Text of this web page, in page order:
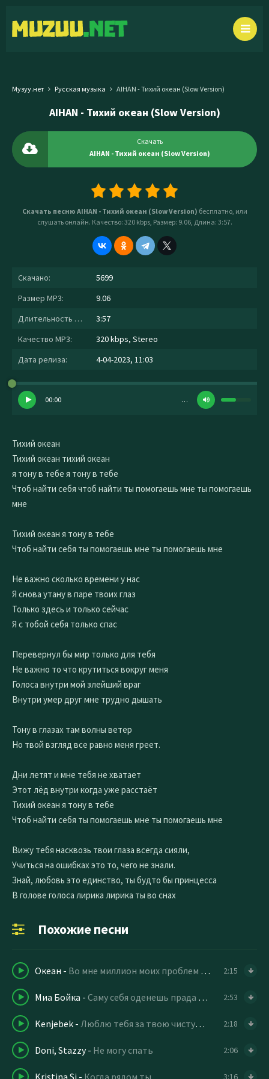
Музуу.нет Русская музыка AIHAN - Тихий океан (Slow Version)
AIHAN - Тихий океан (Slow Version)
Скачать
AIHAN - Тихий океан (Slow Version)
Скачать песню AIHAN - Тихий океан (Slow Version) бесплатно, или
слушать онлайн. Качество: 320 kbps, Размер: 9.06, Длина: 3:57.
Скачано:
5699
Размер MP3:
9.06
Длительность MP3:
3:57
Качество MP3:
320 kbps, Stereo
Дата релиза:
4-04-2023, 11:03
00:00 …
Тихий океан
Тихий океан тихий океан
я тону в тебе я тону в тебе
Чтоб найти себя чтоб найти ты помогаешь мне ты помогаешь
мне
Тихий океан я тону в тебе
Чтоб найти себя ты помогаешь мне ты помогаешь мне
Не важно сколько времени у нас
Я снова утану в паре твоих глаз
Только здесь и только сейчас
Я с тобой себя только спас
Перевернул бы мир только для тебя
Не важно то что крутиться вокруг меня
Голоса внутри мой злейший враг
Внутри умер друг мне трудно дышать
Тону в глазах там волны ветер
Но твой взгляд все равно меня греет.
Дни летят и мне тебя не хватает
Этот лёд внутри когда уже расстаёт
Тихий океан я тону в тебе
Чтоб найти себя ты помогаешь мне ты помогаешь мне
Вижу тебя насквозь твои глаза всегда сияли,
Учиться на ошибках это то, чего не знали.
Знай, любовь это единство, ты будто бы принцесса
В голове голоса лирика лирика ты во снах
Похожие песни
Океан - Во мне миллион моих проблем speed up remix 2:15
Миа Бойка - Саму себя оденешь прада и версаче 2:53
Kenjebek - Люблю тебя за твою чистую душу 2:18
Doni, Stazzy- Не могу спать 2:06
Kristina Si - Когда рядом ты 3:16